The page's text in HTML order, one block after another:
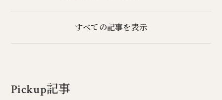
すべての記事を表示
Pickup記事